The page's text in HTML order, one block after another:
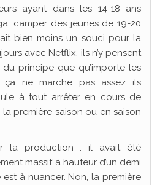
ayant dans les 14-18 ans
camper des jeunes de 19-20
bien moins un souci pour la
avec Netflix, ils n’y pensent
principe que qu’importe les
ça ne marche pas assez ils
à tout arrêter en cours de
première saison ou en saison
la production : il avait été
massif à hauteur d’un demi
est à nuancer. Non, la première